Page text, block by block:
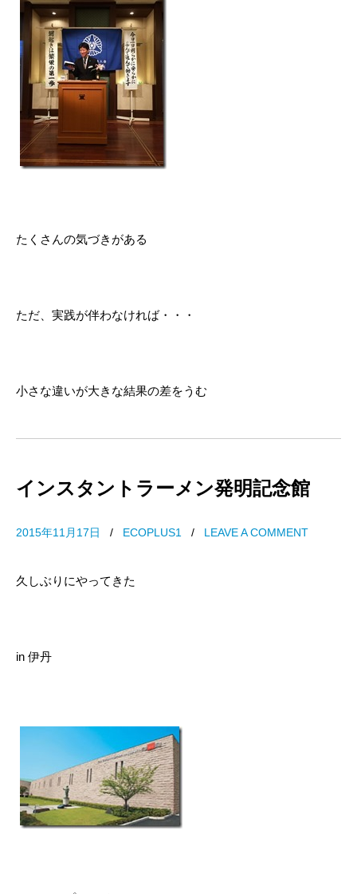
たくさんの気づきがある
ただ、実践が伴わなければ・・・
小さな違いが大きな結果の差をうむ
インスタントラーメン発明記念館
2015年11月17日 / ECOPLUS1 / LEAVE A COMMENT
久しぶりにやってきた
in 伊丹